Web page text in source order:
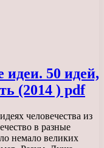
50 идей,
(2014 ) pdf
человечества из
в разные
немало великих